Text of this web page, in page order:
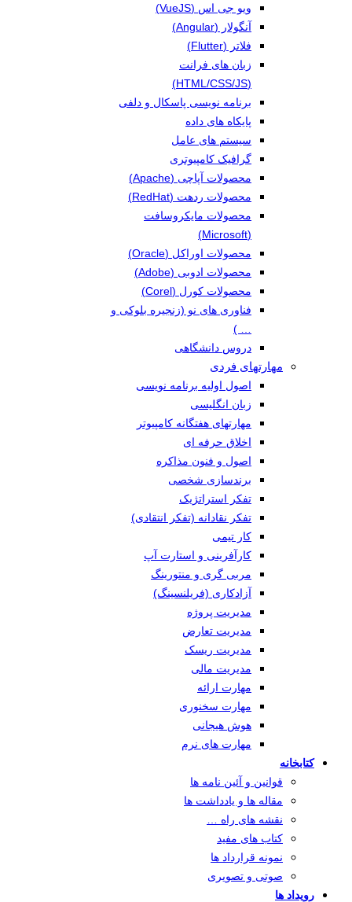
ویو جی اس (VueJS)
آنگولار (Angular)
فلاتر (Flutter)
زبان های فرانت
(HTML/CSS/JS)
برنامه نویسی پاسکال و دلفی
پایکاه های داده
سیستم های عامل
گرافیک کامپیوتری
محصولات آپاچی (Apache)
محصولات ردهت (RedHat)
محصولات مایکروسافت
(Microsoft)
محصولات اوراکل (Oracle)
محصولات ادوبی (Adobe)
محصولات کورل (Corel)
فناوری های نو (زنجیره بلوکی و
… )
دروس دانشگاهی
مهارتهای فردی
اصول اولیه برنامه نویسی
زبان انگلیسی
مهارتهای هفتگانه کامپیوتر
اخلاق حرفه ای
اصول و فنون مذاکره
برندسازی شخصی
تفکر استراتژیک
تفکر نقادانه (تفکر انتقادی)
کار تیمی
کارآفرینی و استارت آپ
مربی گری و منتورینگ
آزادکاری (فریلنسینگ)
مدیریت پروژه
مدیریت تعارض
مدیریت ریسک
مدیریت مالی
مهارت ارائه
مهارت سخنوری
هوش هیجانی
مهارت های نرم
کتابخانه
قوانین و آئین نامه ها
مقاله ها و یادداشت ها
نقشه های راه …
کتاب های مفید
نمونه قرارداد ها
صوتی و تصویری
رویداد ها